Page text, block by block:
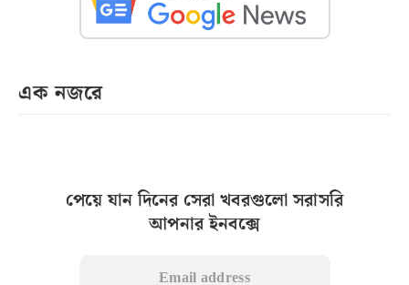
এক নজরে
পেয়ে যান দিনের সেরা খবরগুলো সরাসরি
আপনার ইনবক্সে